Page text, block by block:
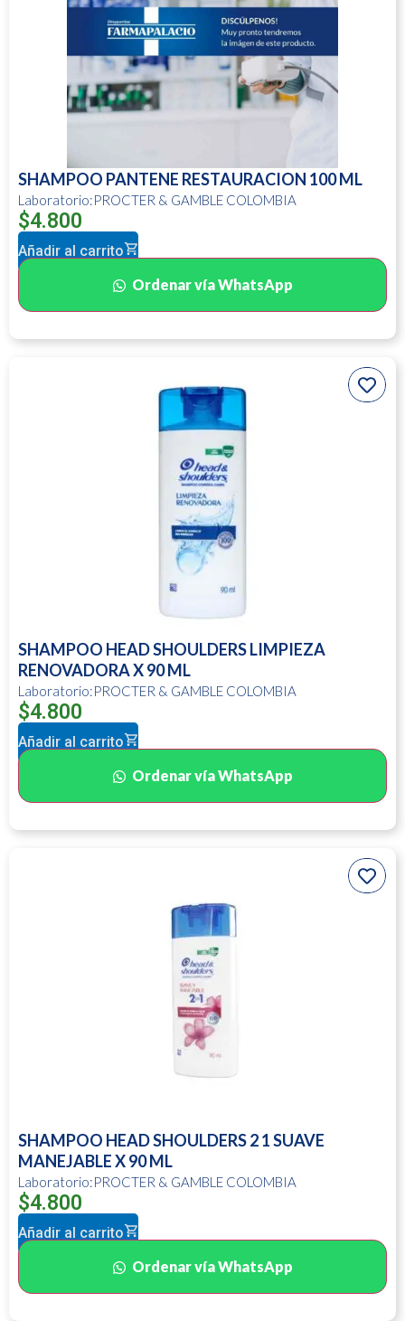
SHAMPOO PANTENE RESTAURACION 100 ML
Laboratorio:PROCTER & GAMBLE COLOMBIA
$4.800
Añadir al carrito
Ordenar vía WhatsApp
SHAMPOO HEAD SHOULDERS LIMPIEZA
RENOVADORA X 90 ML
Laboratorio:PROCTER & GAMBLE COLOMBIA
$4.800
Añadir al carrito
Ordenar vía WhatsApp
SHAMPOO HEAD SHOULDERS 2 1 SUAVE
MANEJABLE X 90 ML
Laboratorio:PROCTER & GAMBLE COLOMBIA
$4.800
Añadir al carrito
Ordenar vía WhatsApp